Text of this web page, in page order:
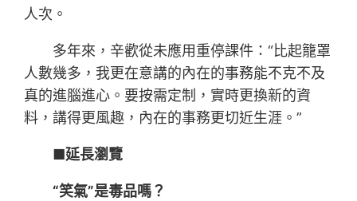
人次。
多年來，辛歡從未應用重停課件：“比起籠罩
人數幾多，我更在意講的內在的事務能不克不及
真的進腦進心。要按需定制，實時更換新的資
料，講得更風趣，內在的事務更切近生涯。”
■延長瀏覽
“笑氣”是毒品嗎？